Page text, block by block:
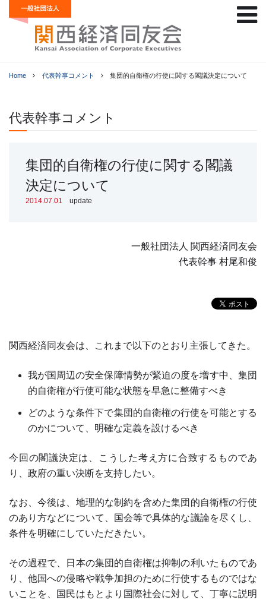
Home 代表幹事コメント 集団的自衛権の行使に関する閣議決定について
代表幹事コメント
集団的自衛権の行使に関する閣議
決定について
2014.07.01 update
一般社団法人 関西経済同友会
代表幹事 村尾和俊
関西経済同友会は、これまで以下のとおり主張してきた。
我が国周辺の安全保障情勢が緊迫の度を増す中、集団
的自衛権が行使可能な状態を早急に整備すべき
どのような条件下で集団的自衛権の行使を可能とする
のかについて、明確な定義を設けるべき
今回の閣議決定は、こうした考え方に合致するものであ
り、政府の重い決断を支持したい。
なお、今後は、地理的な制約を含めた集団的自衛権の行使
のあり方などについて、国会等で具体的な議論を尽くし、
条件を明確にしていただきたい。
その過程で、日本の集団的自衛権は抑制の利いたものであ
り、他国への侵略や戦争加担のために行使するものではな
いことを、国民はもとより国際社会に対して、丁寧に説明